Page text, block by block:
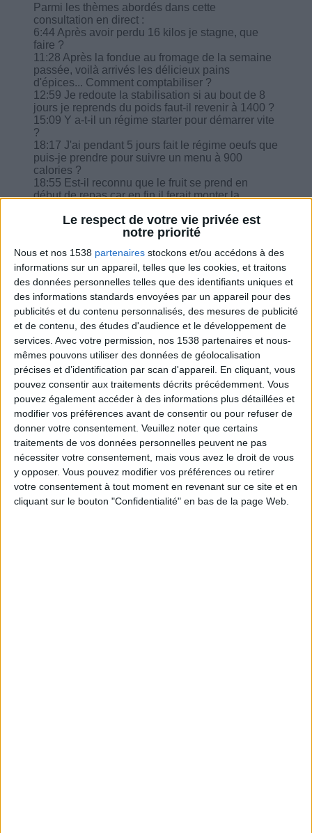
Le respect de votre vie privée est
notre priorité
Nous et nos 1538 partenaires stockons et/ou accédons à des
informations sur un appareil, telles que les cookies, et traitons
des données personnelles telles que des identifiants uniques et
des informations standards envoyées par un appareil pour des
publicités et du contenu personnalisés, des mesures de publicité
et de contenu, des études d'audience et le développement de
services. Avec votre permission, nos 1538 partenaires et nous-
mêmes pouvons utiliser des données de géolocalisation
précises et d’identification par scan d'appareil. En cliquant, vous
pouvez consentir aux traitements décrits précédemment. Vous
pouvez également accéder à des informations plus détaillées et
modifier vos préférences avant de consentir ou pour refuser de
donner votre consentement. Veuillez noter que certains
traitements de vos données personnelles peuvent ne pas
nécessiter votre consentement, mais vous avez le droit de vous
y opposer. Vous pouvez modifier vos préférences ou retirer
votre consentement à tout moment en revenant sur ce site et en
cliquant sur le bouton "Confidentialité" en bas de la page Web.
Parmi les thèmes abordés dans cette
consultation en direct :
6:44 Après avoir perdu 16 kilos je stagne, que
faire ?
11:28 Après la fondue au fromage de la semaine
passée, voilà arrivés les délicieux pains
d'épices... Comment comptabiliser ?
12:59 Je redoute la stabilisation si au bout de 8
jours je reprends du poids faut-il revenir à 1400 ?
15:09 Y a-t-il un régime starter pour démarrer vite
?
18:17 J'ai pendant 5 jours fait le régime oeufs que
puis-je prendre pour suivre un menu à 900
calories ?
18:55 Est-il reconnu que le fruit se prend en
début de repas car en fin il ferait monter la
24:25 Est-ce vrai que les pâtes sont moins
sucrées froides que chaudes et c'est mieux de les
25:50 Quid des fromages gras ?
27:01 Comment dois-je faire, je saute le petit
déjeuner, le soir 20h30 dernier repas jusqu'au
lendemain 13h ?
27:51 Témoignage : Perdu 30,5 kilos, j'accueille
des pèlerins de Compostelle et cela me permet
d'évaluer combien la perte de poids m'a redonné
de l'énergie
28:11 Témoignage : J'ai réussi à croiser la
personne qui m'a poussée au burn out en
relevant la tête au lieu de baisser les yeux car je
me sentais sûre de moi et ce grâce à ma nouvelle
silhouette.
29:12 Je suis en stabilisation depuis 7 mois mais
je recommence à avoir des craquages... je ne
sais pas trop comment il faut faire ?